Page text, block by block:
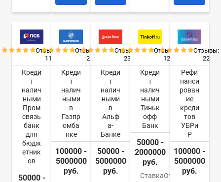
Отзывы:
11
Креди
т
налич
ными
Пром
связь
банк
для
бюдж
етник
ов
50000 -
Отзывы:
2
Креди
т
налич
ными
в
Газпр
омба
нке
100000 -
5000000
руб.
Отзывы:
23
Креди
т
налич
ными
в
Альф
а-
Банке
50000 -
5000000
руб.
Отзывы:
12
Креди
т
налич
ными
Тиньк
офф
Банк
50000 -
2000000
руб.
СтавкаОт
Отзывы:
22
Рефи
нанси
рован
ие
креди
тов
УБРи
Р
100000 -
5000000
руб.